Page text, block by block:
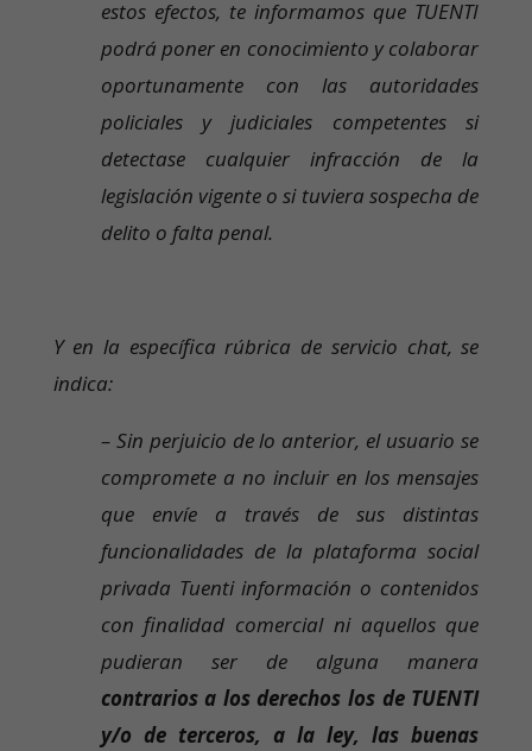
estos efectos, te informamos que TUENTI
podrá poner en conocimiento y colaborar
oportunamente con las autoridades
policiales y judiciales competentes si
detectase cualquier infracción de la
legislación vigente o si tuviera sospecha de
delito o falta penal.
Y en la específica rúbrica de servicio chat, se
indica:
– Sin perjuicio de lo anterior, el usuario se
compromete a no incluir en los mensajes
que envíe a través de sus distintas
funcionalidades de la plataforma social
privada Tuenti información o contenidos
con finalidad comercial ni aquellos que
pudieran ser de alguna manera
contrarios a los derechos los de TUENTI
y/o de terceros, a la ley, las buenas